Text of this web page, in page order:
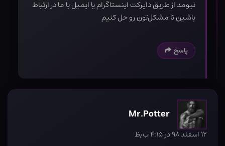
نیومد از طریق دایرکت اینستاگرام یا ایمیل با ما در ارتباط
باشین تا مشکل‌تون رو حل کنیم
پاسخ
Mr.Potter
۱۲ اسفند ۹۸ در ۴:۱۵ ب٫ظ